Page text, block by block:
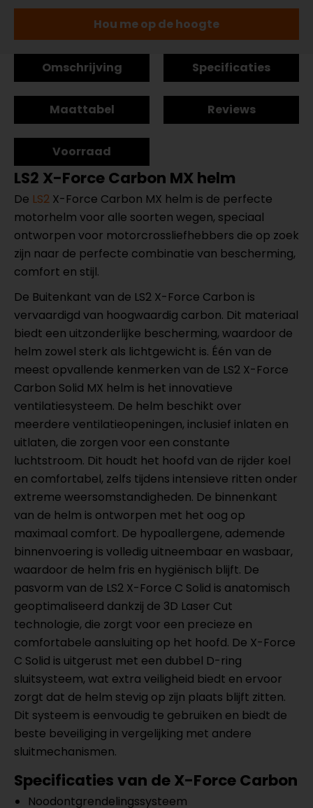
Hou me op de hoogte
Omschrijving Specificaties
Maattabel Reviews
Voorraad
LS2 X-Force Carbon MX helm
De LS2 X-Force Carbon MX helm is de perfecte
motorhelm voor alle soorten wegen, speciaal
ontworpen voor motorcrossliefhebbers die op zoek
zijn naar de perfecte combinatie van bescherming,
comfort en stijl.
De Buitenkant van de LS2 X-Force Carbon is
vervaardigd van hoogwaardig carbon. Dit materiaal
biedt een uitzonderlijke bescherming, waardoor de
helm zowel sterk als lichtgewicht is. Één van de
meest opvallende kenmerken van de LS2 X-Force
Carbon Solid MX helm is het innovatieve
ventilatiesysteem. De helm beschikt over
meerdere ventilatieopeningen, inclusief inlaten en
uitlaten, die zorgen voor een constante
luchtstroom. Dit houdt het hoofd van de rijder koel
en comfortabel, zelfs tijdens intensieve ritten onder
extreme weersomstandigheden. De binnenkant
van de helm is ontworpen met het oog op
maximaal comfort. De hypoallergene, ademende
binnenvoering is volledig uitneembaar en wasbaar,
waardoor de helm fris en hygiënisch blijft. De
pasvorm van de LS2 X-Force C Solid is anatomisch
geoptimaliseerd dankzij de 3D Laser Cut
technologie, die zorgt voor een precieze en
comfortabele aansluiting op het hoofd. De X-Force
C Solid is uitgerust met een dubbel D-ring
sluitsysteem, wat extra veiligheid biedt en ervoor
zorgt dat de helm stevig op zijn plaats blijft zitten.
Dit systeem is eenvoudig te gebruiken en biedt de
beste beveiliging in vergelijking met andere
sluitmechanismen.
Specificaties van de X-Force Carbon
Noodontgrendelingssysteem